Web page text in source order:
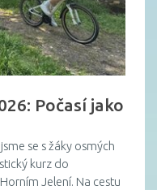
Počasí jako
se s žáky osmých
kurz do
Jelení. Na cestu